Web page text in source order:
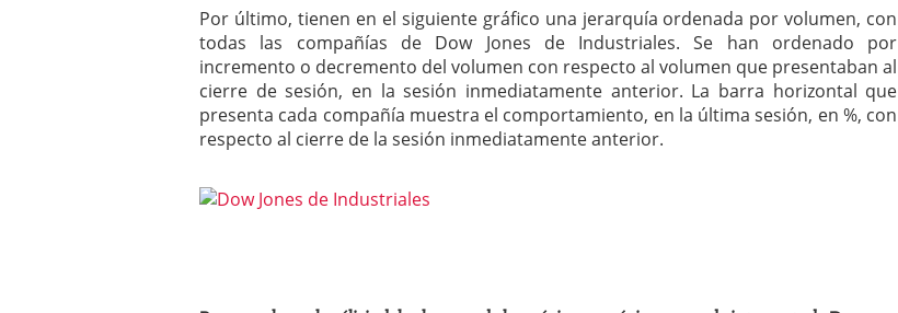
Por último, tienen en el siguiente gráfico una jerarquía ordenada por volumen, con
todas las compañías de Dow Jones de Industriales. Se han ordenado por
incremento o decremento del volumen con respecto al volumen que presentaban al
cierre de sesión, en la sesión inmediatamente anterior. La barra horizontal que
presenta cada compañía muestra el comportamiento, en la última sesión, en %, con
respecto al cierre de la sesión inmediatamente anterior.